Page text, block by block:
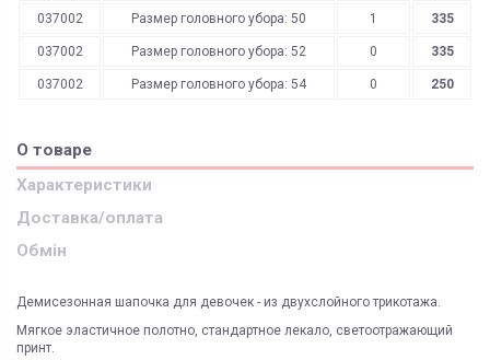
037002 Размер головного убора: 50 1 335
037002 Размер головного убора: 52 0 335
037002 Размер головного убора: 54 0 250
О товаре
Характеристики
Доставка/оплата
Обмін
Демисезонная шапочка для девочек - из двухслойного трикотажа.
Мягкое эластичное полотно, стандартное лекало, светоотражающий
принт.